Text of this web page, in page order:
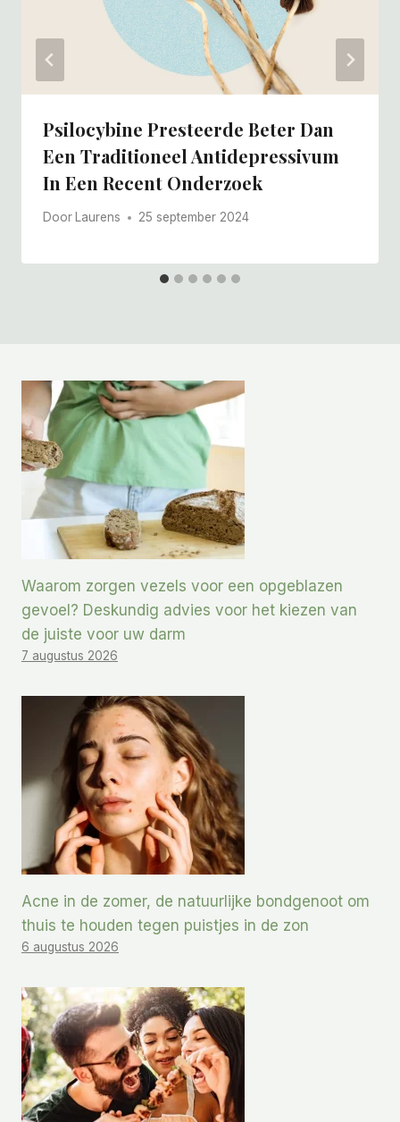
Psilocybine Presteerde Beter Dan
Een Traditioneel Antidepressivum
In Een Recent Onderzoek
Door Laurens 25 september 2024
Waarom zorgen vezels voor een opgeblazen
gevoel? Deskundig advies voor het kiezen van
de juiste voor uw darm
7 augustus 2026
Acne in de zomer, de natuurlijke bondgenoot om
thuis te houden tegen puistjes in de zon
6 augustus 2026